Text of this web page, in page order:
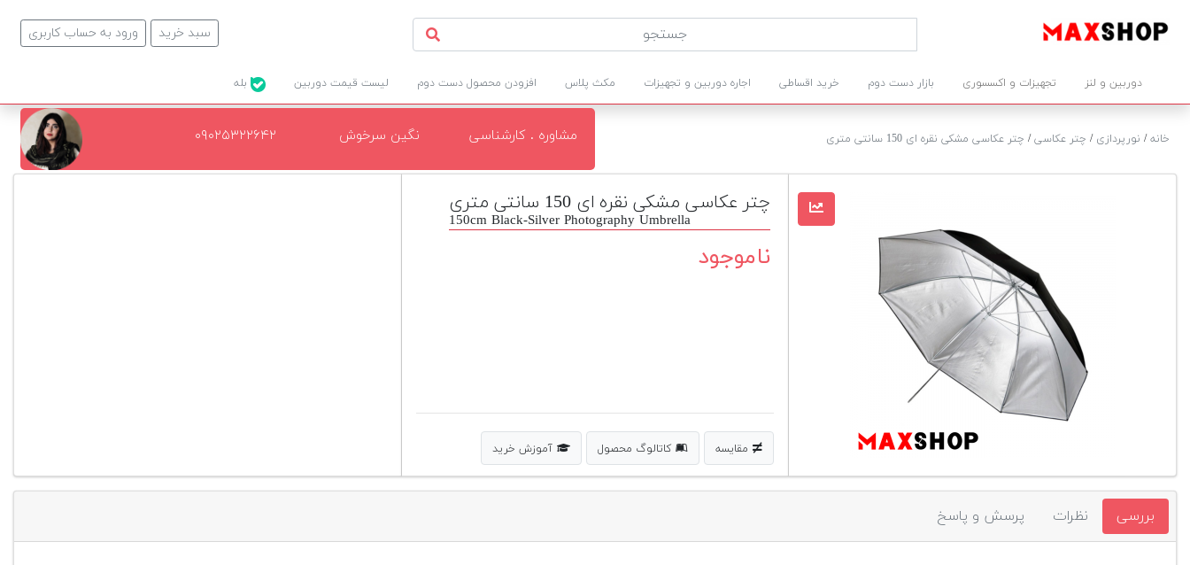
ورود به حساب کاربری سبد خرید
دوربین و لنز تجهیزات و اکسسوری بازار دست دوم خرید اقساطی اجاره دوربین و تجهیزات مکث پلاس افزودن محصول دست دوم لیست قیمت دوربین
خانه/ نورپردازی / چتر عکاسی/ چتر عکاسی مشکی نقره ای 150 سانتی متری مشاوره . کارشناسی نگین سرخوش ۰۹۰۲۵۳۲۲۶۴۲
چتر عکاسی مشکی نقره ای 150 سانتی متری
150cm Black-Silver Photography Umbrella
ناموجود
مقایسه کاتالوگ محصول آموزش خرید
بررسی نظرات پرسش و پاسخ